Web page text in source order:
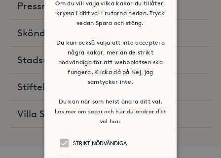
Pressreleaser(58)
Sköndals husläkarmottagning
Stadsutveckling(8)
Stiftelsen Stora Sköndal(2)
Villa Skönviken(1)
Om du vill välja vilka kakor du tillåter,
kryssa i ditt val i rutorna nedan. Tryck
sedan Spara och stäng.
Du kan också välja att inte acceptera
några kakor, mer än de strikt
nödvändiga för att webbplatsen ska
fungera. Klicka då på Nej, jag
samtycker inte.
Du kan när som helst ändra ditt val.
Läs mer om kakor och hur du ändrar ditt
val här.
STRIKT NÖDVÄNDIGA